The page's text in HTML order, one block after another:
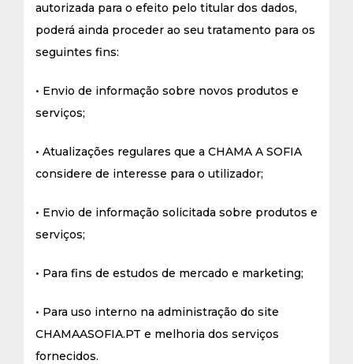
autorizada para o efeito pelo titular dos dados,
poderá ainda proceder ao seu tratamento para os
seguintes fins:
• Envio de informação sobre novos produtos e
serviços;
• Atualizações regulares que a CHAMA A SOFIA
considere de interesse para o utilizador;
• Envio de informação solicitada sobre produtos e
serviços;
• Para fins de estudos de mercado e marketing;
• Para uso interno na administração do site
CHAMAASOFIA.PT e melhoria dos serviços
fornecidos.